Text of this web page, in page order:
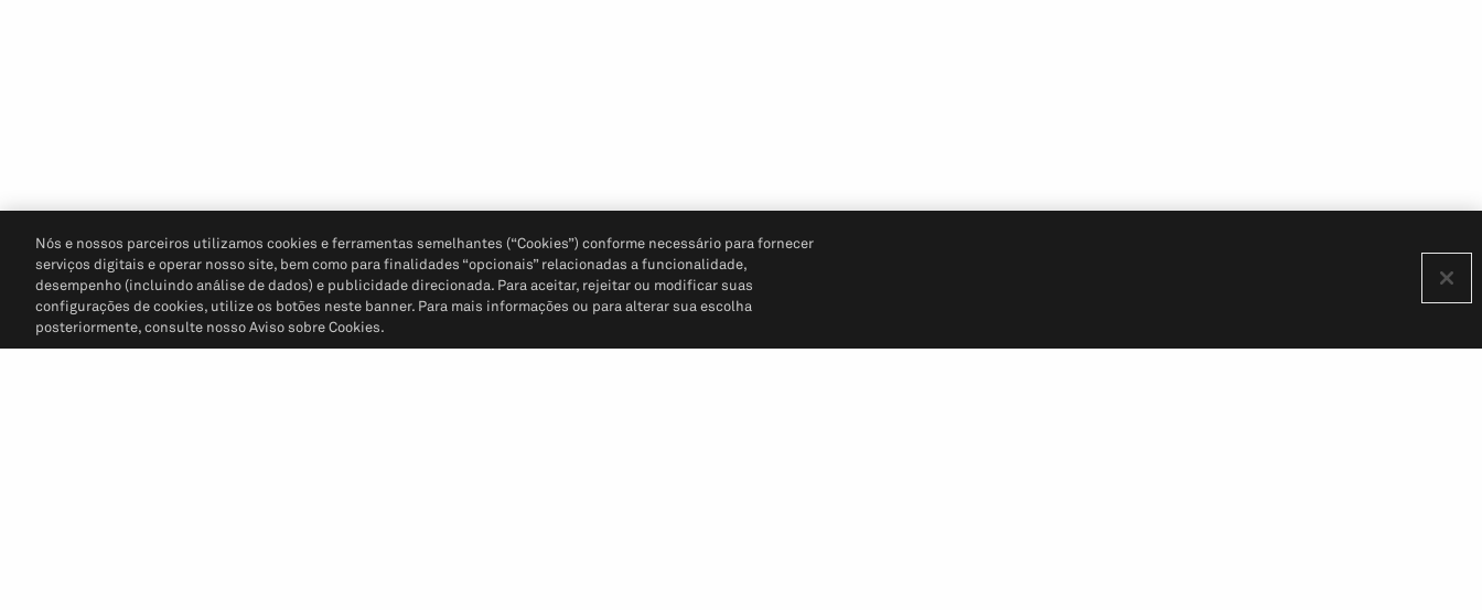
Nós e nossos parceiros utilizamos cookies e ferramentas semelhantes (“Cookies”) conforme necessário para fornecer
serviços digitais e operar nosso site, bem como para finalidades “opcionais” relacionadas a funcionalidade,
desempenho (incluindo análise de dados) e publicidade direcionada. Para aceitar, rejeitar ou modificar suas
configurações de cookies, utilize os botões neste banner. Para mais informações ou para alterar sua escolha
posteriormente, consulte nosso Aviso sobre Cookies.